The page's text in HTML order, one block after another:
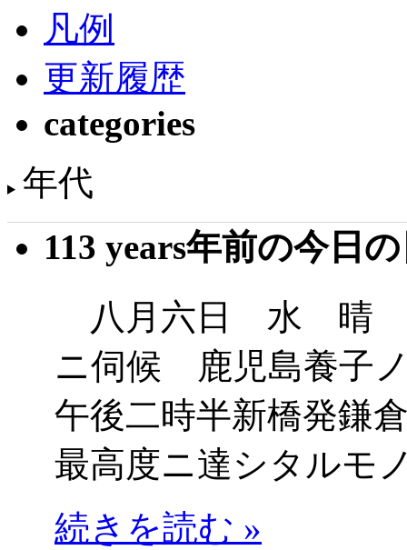
凡例
更新履歴
categories
年代
113 years年前の今日
八月六日 水 晴
ニ伺候 鹿児島養子
午後二時半新橋発鎌
最高度ニ達シタルモ
続きを読む »